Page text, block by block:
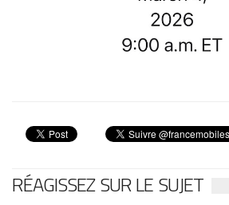
RÉAGISSEZ SUR LE SUJET